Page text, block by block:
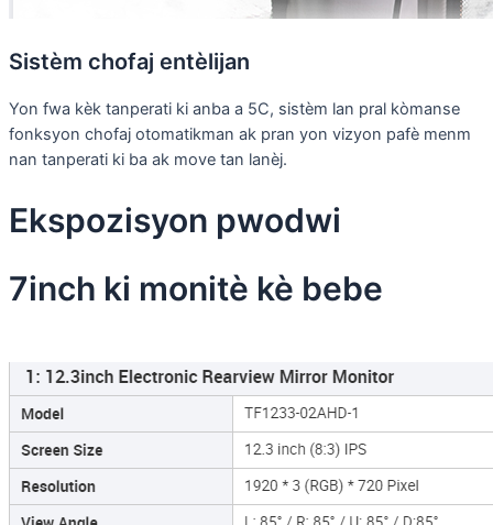
Sistèm chofaj entèlijan
Yon fwa kèk tanperati ki anba a 5C, sistèm lan pral kòmanse
fonksyon chofaj otomatikman ak pran yon vizyon pafè menm
nan tanperati ki ba ak move tan lanèj.
Ekspozisyon pwodwi
7inch ki monitè kè bebe